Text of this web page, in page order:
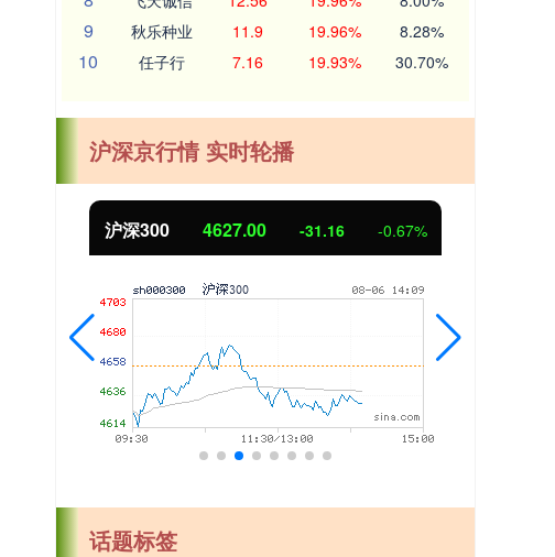
9 秋乐种业 11.9 19.96% 8.28%
10 任子行 7.16 19.93% 30.70%
沪深京行情 实时轮播
沪深300 4627.00 -31.16 -0.67%
话题标签